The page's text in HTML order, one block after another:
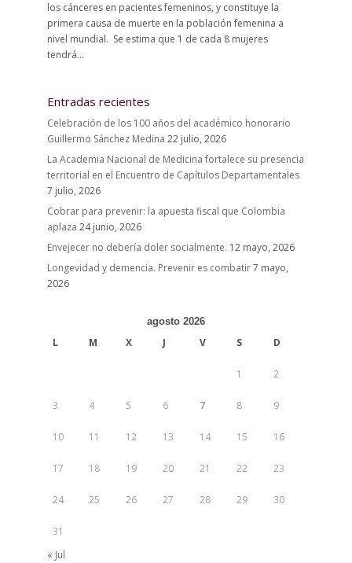
los cánceres en pacientes femeninos, y constituye la
primera causa de muerte en la población femenina a
nivel mundial. Se estima que 1 de cada 8 mujeres
tendrá...
Entradas recientes
Celebración de los 100 años del académico honorario
Guillermo Sánchez Medina 22 julio, 2026
La Academia Nacional de Medicina fortalece su presencia
territorial en el Encuentro de Capítulos Departamentales
7 julio, 2026
Cobrar para prevenir: la apuesta fiscal que Colombia
aplaza 24 junio, 2026
Envejecer no debería doler socialmente. 12 mayo, 2026
Longevidad y demencia. Prevenir es combatir7 mayo,
2026
agosto 2026
L M X J V S D
1 2
3 4 5 6 7 8 9
10 11 12 13 14 15 16
17 18 19 20 21 22 23
24 25 26 27 28 29 30
31
« Jul